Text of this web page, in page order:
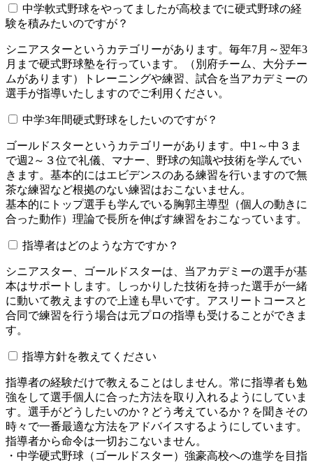
中学軟式野球をやってましたが高校までに硬式野球の経
験を積みたいのですが？
シニアスターというカテゴリーがあります。毎年7月～翌年3
月まで硬式野球塾を行っています。（別府チーム、大分チー
ムがあります）トレーニングや練習、試合を当アカデミーの
選手が指導いたしますのでご利用ください。
中学3年間硬式野球をしたいのですが？
ゴールドスターというカテゴリーがあります。中1～中３ま
で週2～３位で礼儀、マナー、野球の知識や技術を学んでい
きます。基本的にはエビデンスのある練習を行いますので無
茶な練習など根拠のない練習はおこないません。
基本的にトップ選手も学んでいる胸郭主導型（個人の動きに
合った動作）理論で長所を伸ばす練習をおこなっています。
指導者はどのような方ですか？
シニアスター、ゴールドスターは、当アカデミーの選手が基
本はサポートします。しっかりした技術を持った選手が一緒
に動いて教えますので上達も早いです。アスリートコースと
合同で練習を行う場合は元プロの指導も受けることができま
す。
指導方針を教えてください
指導者の経験だけで教えることはしません。常に指導者も勉
強をして選手個人に合った方法を取り入れるようにしていま
す。選手がどうしたいのか？どう考えているか？を聞きその
時々で一番最適な方法をアドバイスするようにしています。
指導者から命令は一切おこないません。
・中学硬式野球（ゴールドスター）強豪高校への進学を目指